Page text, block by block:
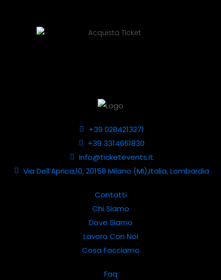
+39 0284213271
+39 3314661830
info@ticketevents.it
Via Dell’Aprica,10, 20158 Milano (MI),Italia, Lombardia
Contatti
Chi Siamo
Dove Siamo
Lavora Con Noi
Cosa Facciamo
Faq